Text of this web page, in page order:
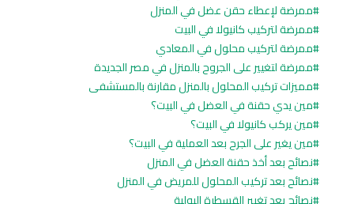
ممرضة لإعطاء حقن عضل في المنزل
ممرضة لتركيب كانيولا في البيت
ممرضة لتركيب محلول في المعادي
ممرضة لتغيير على الجروح بالمنزل في مصر الجديدة
مميزات تركيب المحلول بالمنزل مقارنة بالمستشفى
مين يدي حقنة في العضل في البيت؟
مين يركب كانيولا في البيت؟
مين يغير على الجرح بعد العملية في البيت؟
نصائح بعد أخذ حقنة العضل في المنزل
نصائح بعد تركيب المحلول للمريض في المنزل